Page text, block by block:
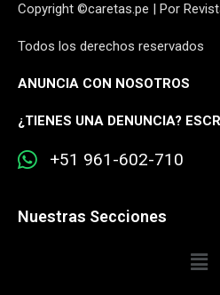
Copyright ©caretas.pe | Por
Todos los derechos reservados
ANUNCIA CON NOSOTROS
¿TIENES UNA DENUNCIA?
+51 961-602-710
Nuestras Secciones